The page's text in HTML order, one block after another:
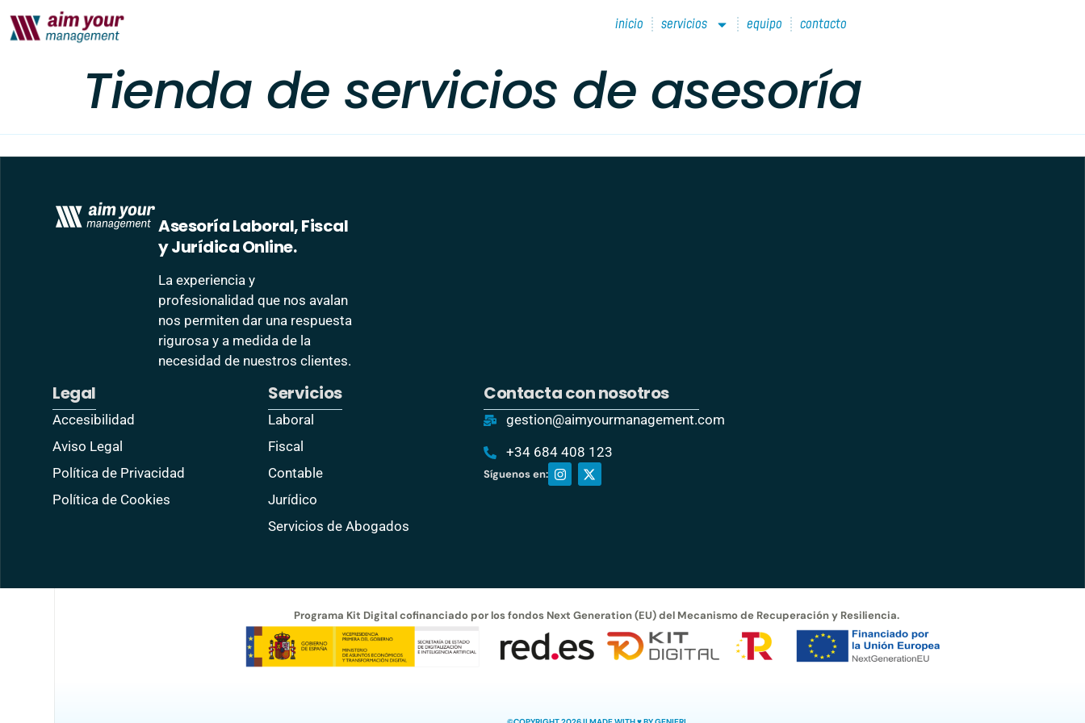
inicio servicios equipo contacto
Tienda de servicios de asesoría
Asesoría Laboral, Fiscal
y Jurídica Online.
La experiencia y
profesionalidad que nos avalan
nos permiten dar una respuesta
rigurosa y a medida de la
necesidad de nuestros clientes.
Legal
Accesibilidad
Aviso Legal
Política de Privacidad
Política de Cookies
Servicios
Laboral
Fiscal
Contable
Jurídico
Servicios de Abogados
Contacta con nosotros
gestion@aimyourmanagement.com
+34 684 408 123
Síguenos en:
Programa Kit Digital cofinanciado por los fondos Next Generation (EU) del Mecanismo de Recuperación y Resiliencia.